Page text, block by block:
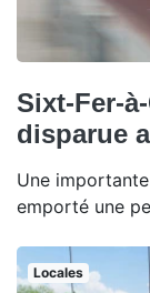
Sixt-Fer-
disparue
Une
emporté une
Locales